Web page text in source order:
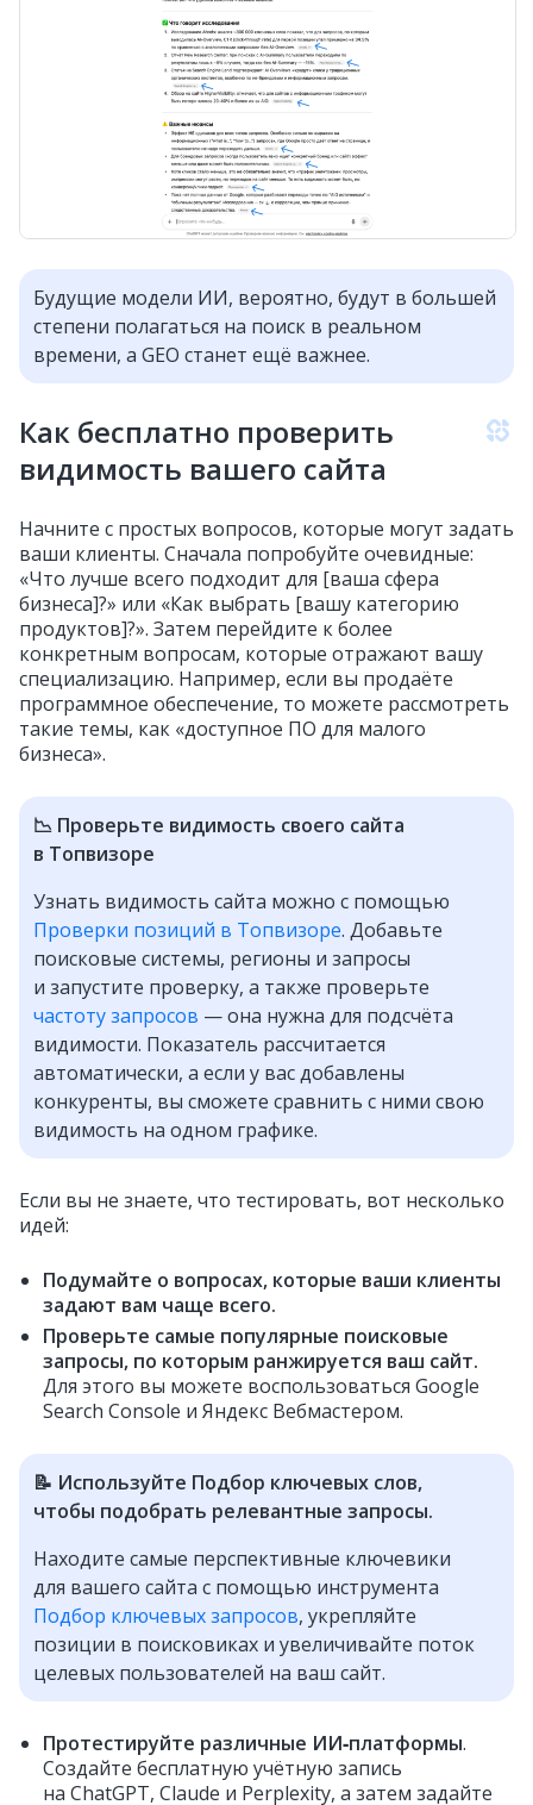
Будущие модели ИИ, вероятно, будут в большей
степени полагаться на поиск в реальном
времени, а GEO станет ещё важнее.
Как бесплатно проверить
видимость вашего сайта
Начните с простых вопросов, которые могут задать
ваши клиенты. Сначала попробуйте очевидные:
«Что лучше всего подходит для [ваша сфера
бизнеса]?» или «Как выбрать [вашу категорию
продуктов]?». Затем перейдите к более
конкретным вопросам, которые отражают вашу
специализацию. Например, если вы продаёте
программное обеспечение, то можете рассмотреть
такие темы, как «доступное ПО для малого
бизнеса».
📉 Проверьте видимость своего сайта
в Топвизоре
Узнать видимость сайта можно с помощью
Проверки позиций в Топвизоре. Добавьте
поисковые системы, регионы и запросы
и запустите проверку, а также проверьте
частоту запросов — она нужна для подсчёта
видимости. Показатель рассчитается
автоматически, а если у вас добавлены
конкуренты, вы сможете сравнить с ними свою
видимость на одном графике.
Если вы не знаете, что тестировать, вот несколько
идей:
Подумайте о вопросах, которые ваши клиенты
задают вам чаще всего.
Проверьте самые популярные поисковые
запросы, по которым ранжируется ваш сайт.
Для этого вы можете воспользоваться Google
Search Console и Яндекс Вебмастером.
📝 Используйте Подбор ключевых слов,
чтобы подобрать релевантные запросы.
Находите самые перспективные ключевики
для вашего сайта с помощью инструмента
Подбор ключевых запросов, укрепляйте
позиции в поисковиках и увеличивайте поток
целевых пользователей на ваш сайт.
Протестируйте различные ИИ‑платформы.
Создайте бесплатную учётную запись
на ChatGPT, Claude и Perplexity, а затем задайте